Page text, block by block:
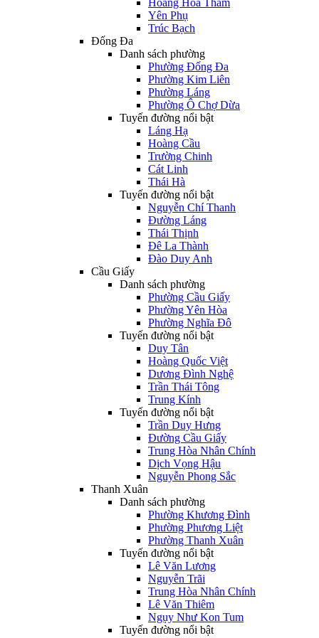
Hoàng Hoa Thám
Yên Phụ
Trúc Bạch
Đống Đa
Danh sách phường
Phường Đống Đa
Phường Kim Liên
Phường Láng
Phường Ô Chợ Dừa
Tuyến đường nổi bật
Láng Hạ
Hoàng Cầu
Trường Chinh
Cát Linh
Thái Hà
Tuyến đường nổi bật
Nguyễn Chí Thanh
Đường Láng
Thái Thịnh
Đê La Thành
Đào Duy Anh
Cầu Giấy
Danh sách phường
Phường Cầu Giấy
Phường Yên Hòa
Phường Nghĩa Đô
Tuyến đường nổi bật
Duy Tân
Hoàng Quốc Việt
Dương Đình Nghệ
Trần Thái Tông
Trung Kính
Tuyến đường nổi bật
Trần Duy Hưng
Đường Cầu Giấy
Trung Hòa Nhân Chính
Dịch Vọng Hậu
Nguyễn Phong Sắc
Thanh Xuân
Danh sách phường
Phường Khương Đình
Phường Phương Liệt
Phường Thanh Xuân
Tuyến đường nổi bật
Lê Văn Lương
Nguyễn Trãi
Trung Hòa Nhân Chính
Lê Văn Thiêm
Ngụy Như Kon Tum
Tuyến đường nổi bật